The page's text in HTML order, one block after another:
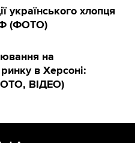
українського хлопця
(ФОТО)
на
в Херсоні:
ВІДЕО)